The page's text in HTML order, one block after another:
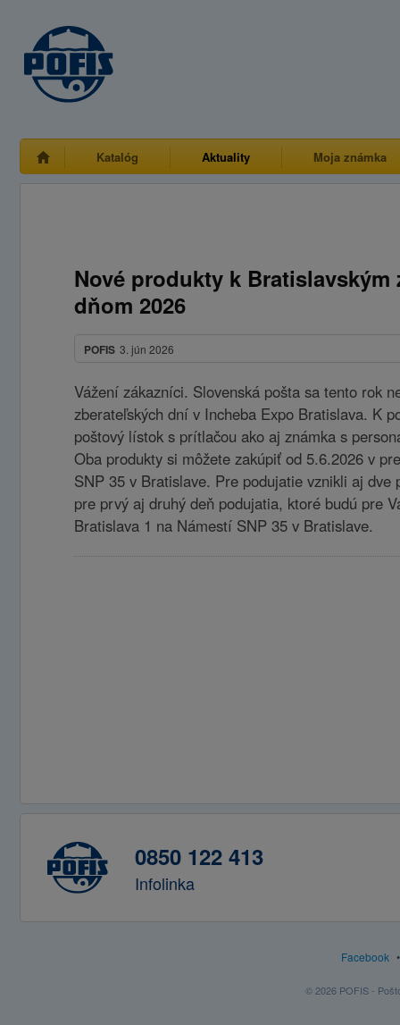
Katalóg Aktuality Moja známka
Nové produkty k Bratislavským
dňom 2026
POFIS 3. jún 2026
Vážení zákazníci. Slovenská pošta sa tento rok
zberateľských dní v Incheba Expo Bratislava. K
poštový lístok s prítlačou ako aj známka s
Oba produkty si môžete zakúpiť od 5.6.2026 v
SNP 35 v Bratislave. Pre podujatie vznikli aj dve
pre prvý aj druhý deň podujatia, ktoré budú pre
Bratislava 1 na Námestí SNP 35 v Bratislave.
0850 122 413
Infolinka
Facebook
© 2026 POFIS -